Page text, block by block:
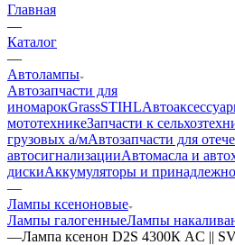
Главная
—
Каталог
—
Автолампы
Автозапчасти для
иномарокGrassSTIHL
мототехникеЗапчасти к
грузовых а/мАвтозапчасти для
автосигнализацииАвтомасла и
дискиАккумуляторы и
—
Лампы ксеноновые
Лампы галогенныеЛампы
—Лампа ксенон D2S 4300К AC ||